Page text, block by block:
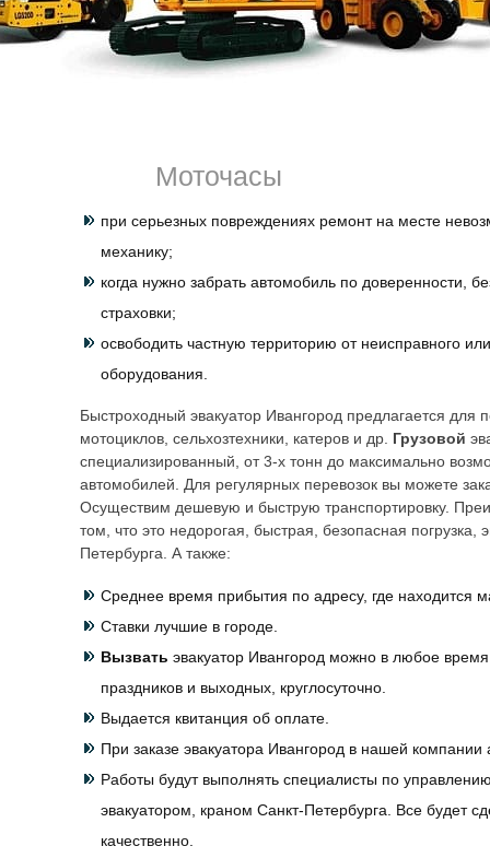
Моточасы
на стоянку. Если поломка несерьезная, специалисты
спешке, в полевых условиях, но качественно. Так,
ключи в машине, можно попробовать решить проблему
стучит, шумит, дымит, определить хотя бы в чем дело.
принудительную транспортировку:
при серьезных повреждениях ремонт на месте
механику;
когда нужно забрать автомобиль по доверенности,
страховки;
освободить частную территорию от неисправного
оборудования.
Быстроходный эвакуатор Ивангород предлагается для
мотоциклов, сельхозтехники, катеров и др. Грузовой
специализированный, от 3-х тонн до максимально
автомобилей. Для регулярных перевозок вы можете
Осуществим дешевую и быструю транспортировку.
том, что это недорогая, быстрая, безопасная погрузка,
Петербурга. А также:
Среднее время прибытия по адресу, где находится
Ставки лучшие в городе.
Вызвать эвакуатор Ивангород можно в любое
праздников и выходных, круглосуточно.
Выдается квитанция об оплате.
При заказе эвакуатора Ивангород в нашей компании
Работы будут выполнять специалисты по
эвакуатором, краном Санкт-Петербурга. Все будет
качественно.